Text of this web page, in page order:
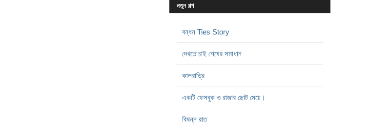
নতুন গল্প
বন্ধন Ties Story
দেখতে চাই শেষের সমাধান
কালরাত্রি
একটি ফেসবুক ও রাজার ছোট মেয়ে।
বিষন্ন রাত